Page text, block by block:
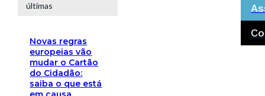
últimas
Novas regras
europeias vão
mudar o Cartão
do Cidadão:
saiba o que está